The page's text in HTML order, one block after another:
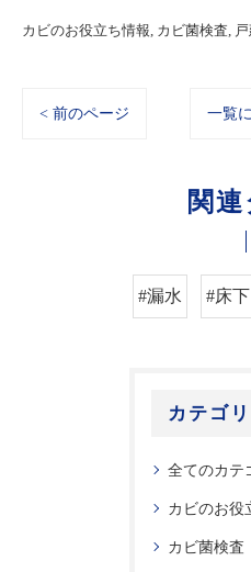
カビのお役立ち情報 カビ菌検査
< 前のページ 一覧
関
#漏水 #床下
カテゴ
全てのカテ
カビのお役
カビ菌検査